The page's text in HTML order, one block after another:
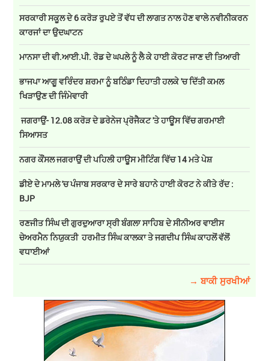
ਸਰਕਾਰੀ ਸਕੂਲ ਦੇ 6 ਕਰੋੜ ਰੁਪਏ ਤੋਂ ਵੱਧ ਦੀ ਲਾਗਤ ਨਾਲ ਹੋਣ ਵਾਲੇ ਨਵੀਨੀਕਰਨ
ਕਾਰਜਾਂ ਦਾ ਉਦਘਾਟਨ
ਮਾਨਸਾ ਦੀ ਵੀ.ਆਈ.ਪੀ. ਰੋਡ ਦੇ ਘਪਲੇ ਨੂੰ ਲੈ ਕੇ ਹਾਈ ਕੋਰਟ ਜਾਣ ਦੀ ਤਿਆਰੀ
ਭਾਜਪਾ ਆਗੂ ਵਰਿੰਦਰ ਸ਼ਰਮਾ ਨੂੰ ਬਠਿੰਡਾ ਦਿਹਾਤੀ ਹਲਕੇ 'ਚ ਦਿੱਤੀ ਕਮਲ
ਖਿੜਾਉਣ ਦੀ ਜਿੰਮੇਵਾਰੀ
ਜਗਰਾਉਂ- 12.08 ਕਰੋੜ ਦੇ ਡਰੇਨੇਜ ਪ੍ਰੋਜੈਕਟ 'ਤੇ ਹਾਊਸ ਵਿੱਚ ਗਰਮਾਈ
ਸਿਆਸਤ
ਨਗਰ ਕੌਂਸਲ ਜਗਰਾਉਂ ਦੀ ਪਹਿਲੀ ਹਾਊਸ ਮੀਟਿੰਗ ਵਿੱਚ 14 ਮਤੇ ਪੇਸ਼
ਡੀਏ ਦੇ ਮਾਮਲੇ 'ਚ ਪੰਜਾਬ ਸਰਕਾਰ ਦੇ ਸਾਰੇ ਬਹਾਨੇ ਹਾਈ ਕੋਰਟ ਨੇ ਕੀਤੇ ਰੱਦ :
BJP
ਰਣਜੀਤ ਸਿੰਘ ਦੀ ਗੁਰਦੁਆਰਾ ਸ੍ਰੀ ਬੰਗਲਾ ਸਾਹਿਬ ਦੇ ਸੀਨੀਅਰ ਵਾਈਸ
ਚੇਅਰਮੈਨ ਨਿਯੁਕਤੀ ਹਰਮੀਤ ਸਿੰਘ ਕਾਲਕਾ ਤੇ ਜਗਦੀਪ ਸਿੰਘ ਕਾਹਲੋਂ ਵੱਲੋਂ
ਵਧਾਈਆਂ
→ ਬਾਕੀ ਸੁਰਖੀਆਂ